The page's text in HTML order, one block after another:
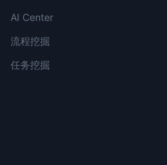
AI Center
流程挖掘
任务挖掘